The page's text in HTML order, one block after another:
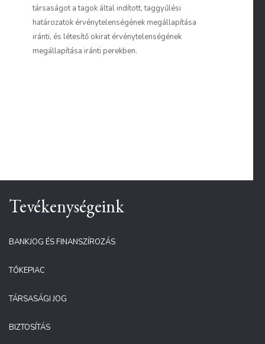
társaságot a tagok által indított, taggyűlési
határozatok érvénytelenségének megállapítása
iránti, és létesítő okirat érvénytelenségének
megállapítása iránti perekben.
Tevékenységeink
BANKJOG ÉS FINANSZÍROZÁS
TŐKEPIAC
TÁRSASÁGI JOG
BIZTOSÍTÁS